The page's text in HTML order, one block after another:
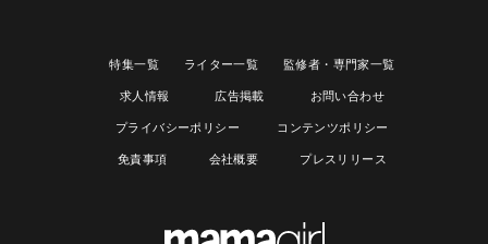
特集一覧 ライター一覧 監修者・専門家一覧
求人情報 広告掲載 お問い合わせ
プライバシーポリシー コンテンツポリシー
免責事項 会社概要 プレスリリース